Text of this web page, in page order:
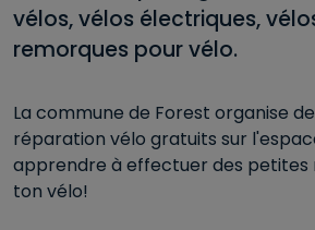
vélos, vélos électriques,
remorques pour vélo.
La commune de Forest organise
réparation vélo gratuits sur
apprendre à effectuer des petites
ton vélo!